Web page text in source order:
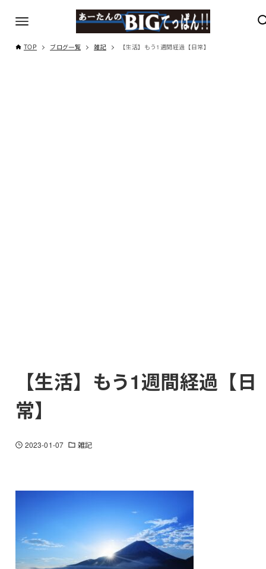
TOP ブログ一覧 雑記 【生活】もう1週間経過【日常】
【生活】もう1週間経過【日
常】
2023-01-07 雑記